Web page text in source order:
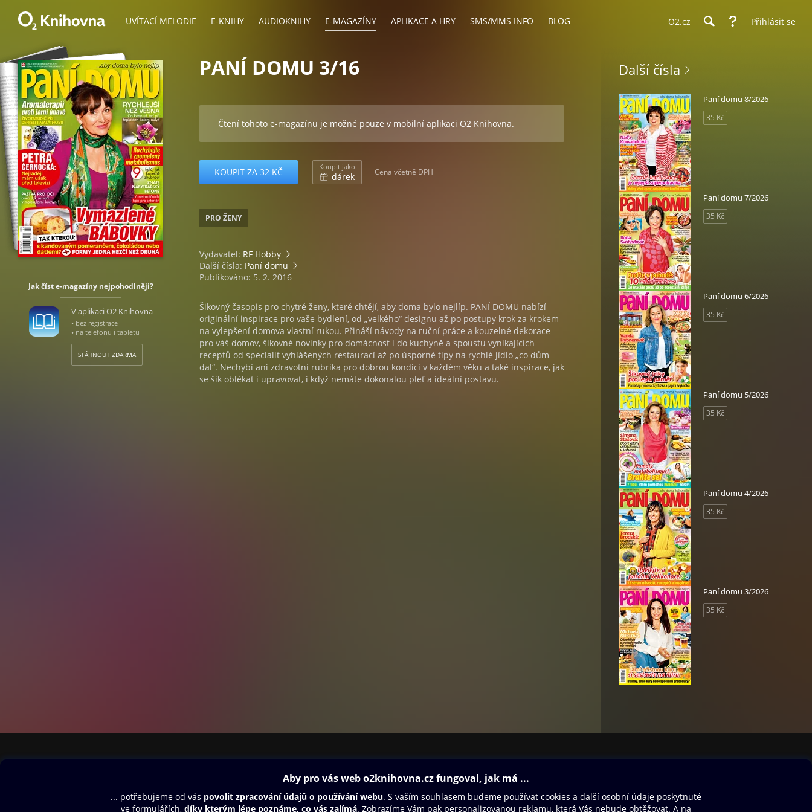
UVÍTACÍ MELODIE E-KNIHY AUDIOKNIHY E-MAGAZÍNY APLIKACE A HRY SMS/MMS INFO BLOG O2.cz Přihlásit se
Jak číst e-magazíny nejpohodlněji?
V aplikaci O2 Knihovna
• bez registrace
• na telefonu i tabletu
STÁHNOUT ZDARMA
PANÍ DOMU 3/16
Čtení tohoto e-magazínu je možné pouze v mobilní aplikaci O2 Knihovna.
KOUPIT ZA 32 KČ Koupit jako
dárek Cena včetně DPH
PRO ŽENY
Vydavatel: RF Hobby
Další čísla: Paní domu
Publikováno: 5. 2. 2016
Šikovný časopis pro chytré ženy, které chtějí, aby doma bylo nejlíp. PANÍ DOMU nabízí
originální inspirace pro vaše bydlení, od „velkého“ designu až po postupy krok za krokem
na vylepšení domova vlastní rukou. Přináší návody na ruční práce a kouzelné dekorace
pro váš domov, šikovné novinky pro domácnost i do kuchyně a spoustu vynikajících
receptů od specialit vyhlášených restaurací až po úsporné tipy na rychlé jídlo „co dům
dal“. Nechybí ani zdravotní rubrika pro dobrou kondici v každém věku a také inspirace, jak
se šik oblékat i upravovat, i když nemáte dokonalou pleť a ideální postavu.
Další čísla
Paní domu 8/2026
35 Kč
Paní domu 7/2026
35 Kč
Paní domu 6/2026
35 Kč
Paní domu 5/2026
35 Kč
Paní domu 4/2026
35 Kč
Paní domu 3/2026
35 Kč
Aplikace a hry
SMS/MMS Info
Dárkový poukaz
Oneplay Originály